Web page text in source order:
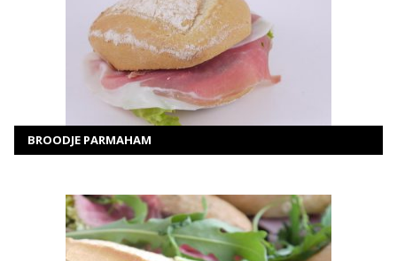
MEER INFORMATIE
SELECTEER OPTIES
BROODJE PARMAHAM